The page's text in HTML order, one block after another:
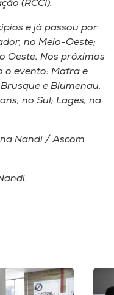
(RCCI).
e já passou por
no Meio-Oeste;
Oeste. Nos próximos
o evento: Mafra e
e Blumenau,
no Sul; Lages, na
Nandi / Ascom